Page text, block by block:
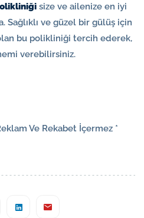
size ve ailenize en iyi
Sağlıklı ve güzel bir gülüş için
bu polikliniği tercih ederek,
verebilirsiniz.
Ve Rekabet İçermez *